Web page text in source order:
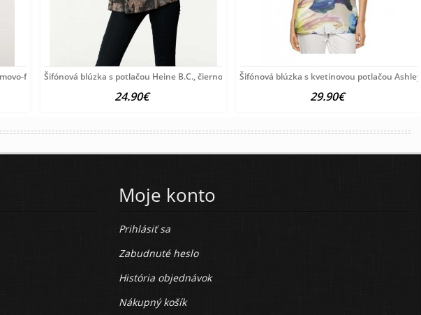
farebnáŠifónová blúzka s potlačou Heine B.C., čierno-farebná
24.90€
Šifónová blúzka s kvetinovou potlačou
29.90€
Moje konto
Prihlásiť sa
Zabudnuté heslo
História objednávok
Nákupný košík